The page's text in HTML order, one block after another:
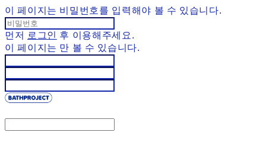
이 페이지는 비밀번호를 입력해야 볼 수 있습니다.
먼저 로그인 후 이용해주세요.
이 페이지는 만 볼 수 있습니다.